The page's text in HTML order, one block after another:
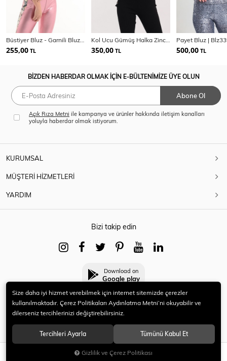
SEPETE EKLE
255,00 TL 350,00 TL
Payet Bluz |
500,00 TL
BİZDEN HABERDAR OLMAK İÇİN E-BÜLTENİMİZE ÜYE OLUN
Abone Ol
Açık Rıza Metni ile kampanya ve ürünler hakkında iletişim kanalları
yoluyla haberdar olmak istiyorum.
KURUMSAL
MÜŞTERİ HİZMETLERİ
YARDIM
Bizi takip edin
Download on
Google play
© 2021 HERYENİ. Tüm hakları saklıdır.
Size daha iyi hizmet verebilmek için internet sitemizde çerezler
kullanılmaktadır. Çerez Politikaları Aydınlatma Metni’ni okuyabilir ve
dilerseniz tercihlerinizi değiştirebilirsiniz.
Tercihleri Ayarla Tümünü Kabul Et
Gizlilik ve Çerez Politikası